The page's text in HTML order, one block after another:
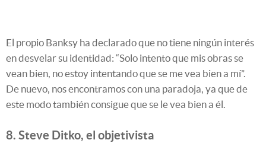
El propio Banksy ha declarado que no tiene ningún interés
en desvelar su identidad: “Solo intento que mis obras se
vean bien, no estoy intentando que se me vea bien a mí”.
De nuevo, nos encontramos con una paradoja, ya que de
este modo también consigue que se le vea bien a él.
8. Steve Ditko, el objetivista